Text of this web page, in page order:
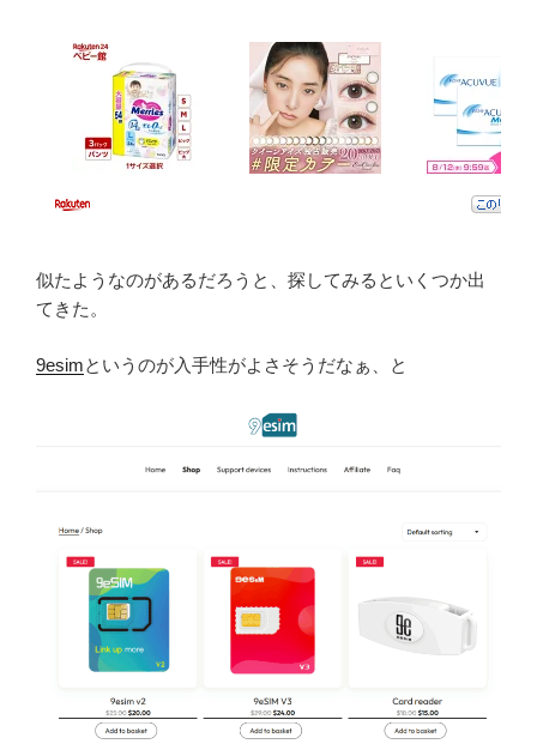
似たようなのがあるだろうと、探してみるといくつか出
てきた。
9esimというのが入手性がよさそうだなぁ、と